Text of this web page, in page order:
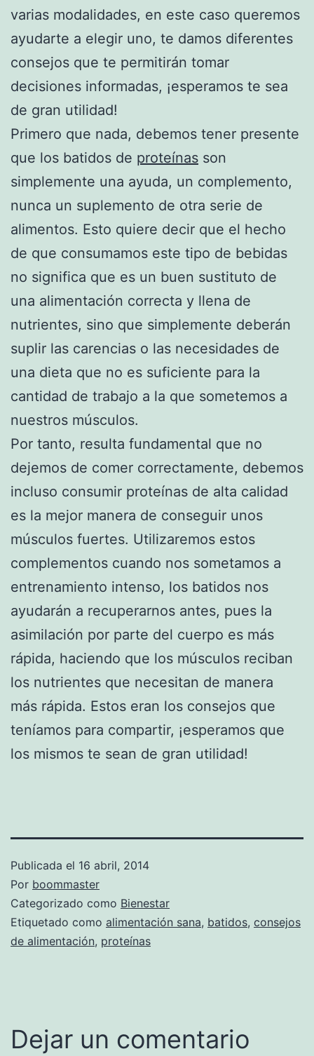
varias modalidades, en este caso queremos
ayudarte a elegir uno, te damos diferentes
consejos que te permitirán tomar
decisiones informadas, ¡esperamos te sea
de gran utilidad!
Primero que nada, debemos tener presente
que los batidos de proteínas son
simplemente una ayuda, un complemento,
nunca un suplemento de otra serie de
alimentos. Esto quiere decir que el hecho
de que consumamos este tipo de bebidas
no significa que es un buen sustituto de
una alimentación correcta y llena de
nutrientes, sino que simplemente deberán
suplir las carencias o las necesidades de
una dieta que no es suficiente para la
cantidad de trabajo a la que sometemos a
nuestros músculos.
Por tanto, resulta fundamental que no
dejemos de comer correctamente, debemos
incluso consumir proteínas de alta calidad
es la mejor manera de conseguir unos
músculos fuertes. Utilizaremos estos
complementos cuando nos sometamos a
entrenamiento intenso, los batidos nos
ayudarán a recuperarnos antes, pues la
asimilación por parte del cuerpo es más
rápida, haciendo que los músculos reciban
los nutrientes que necesitan de manera
más rápida. Estos eran los consejos que
teníamos para compartir, ¡esperamos que
los mismos te sean de gran utilidad!
Publicada el 16 abril, 2014
Por boommaster
Categorizado como Bienestar
Etiquetado como alimentación sana, batidos, consejos
de alimentación, proteínas
Dejar un comentario